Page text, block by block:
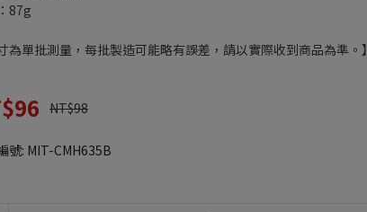
87g
寸為單批測量，每批製造可能略有誤差，請以實際收到商品為準。】
NT$98
號: MIT-CMH635B